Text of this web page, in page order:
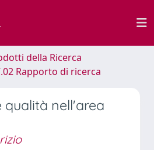
della Ricerca
Rapporto di ricerca
qualità nell'area